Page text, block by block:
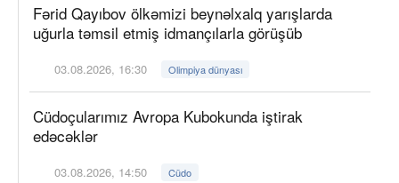
Fərid Qayıbov ölkəmizi beynəlxalq yarışlarda
uğurla təmsil etmiş idmançılarla görüşüb
03.08.2026, 16:30 Olimpiya dünyası
Cüdoçularımız Avropa Kubokunda iştirak
edəcəklər
03.08.2026, 14:50 Cüdo